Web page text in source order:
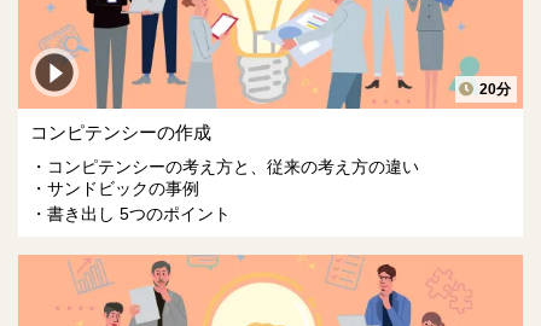
20分
コンピテンシーの作成
コンピテンシーの考え方と、従来の考え方の違い
サンドビックの事例
書き出し 5つのポイント